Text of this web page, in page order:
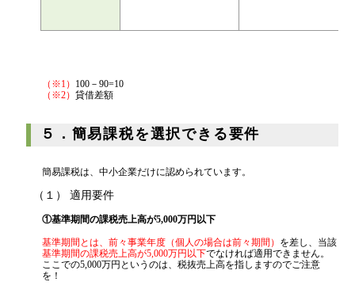
（※1） 100－90=10
（※2） 貸借差額
５．簡易課税を選択できる要件
簡易課税は、中小企業だけに認められています。
（１） 適用要件
①基準期間の課税売上高が5,000万円以下
基準期間とは、前々事業年度（個人の場合は前々期間） を差し、当該
基準期間の課税売上高が5,000万円以下でなければ適用できません。
ここでの5,000万円というのは、税抜売上高を指しますのでご注意
を！